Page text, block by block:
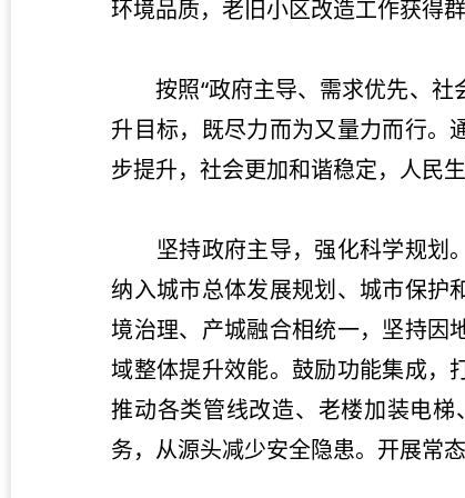
环境品质，老旧小区改造工作获
按照“政府主导、需求优先、社
升目标，既尽力而为又量力而行。
步提升，社会更加和谐稳定，人
坚持政府主导，强化科学规划。
纳入城市总体发展规划、城市保护
境治理、产城融合相统一，坚持因
域整体提升效能。鼓励功能集成，
推动各类管线改造、老楼加装电
务，从源头减少安全隐患。开展